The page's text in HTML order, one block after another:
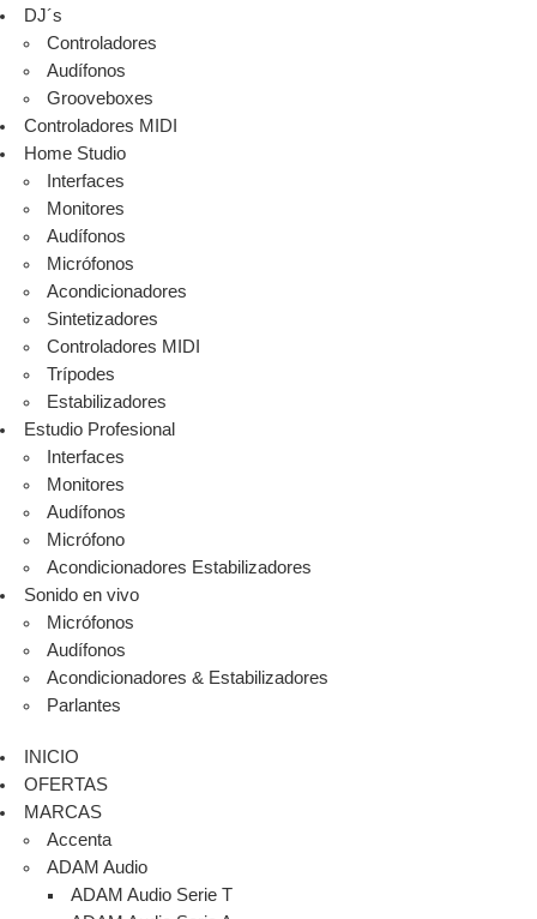
DJ´s
Controladores
Audífonos
Grooveboxes
Controladores MIDI
Home Studio
Interfaces
Monitores
Audífonos
Micrófonos
Acondicionadores
Sintetizadores
Controladores MIDI
Trípodes
Estabilizadores
Estudio Profesional
Interfaces
Monitores
Audífonos
Micrófono
Acondicionadores Estabilizadores
Sonido en vivo
Micrófonos
Audífonos
Acondicionadores & Estabilizadores
Parlantes
INICIO
OFERTAS
MARCAS
Accenta
ADAM Audio
ADAM Audio Serie T